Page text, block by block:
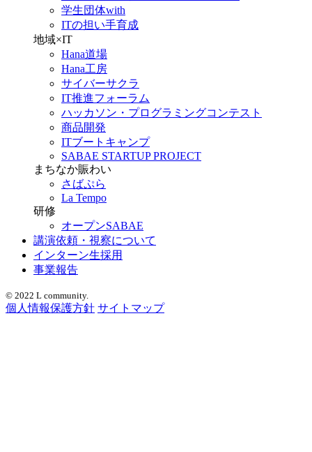
学生団体with
ITの担い手育成
地域×IT
Hana道場
Hana工房
サイバーサクラ
IT推進フォーラム
ハッカソン・プログラミングコンテスト
商品開発
ITブートキャンプ
SABAE STARTUP PROJECT
まちなか賑わい
さばぷら
La Tempo
研修
オープンSABAE
講演依頼・視察について
インターン生採用
事業報告
© 2022 L community.
個人情報保護方針 サイトマップ